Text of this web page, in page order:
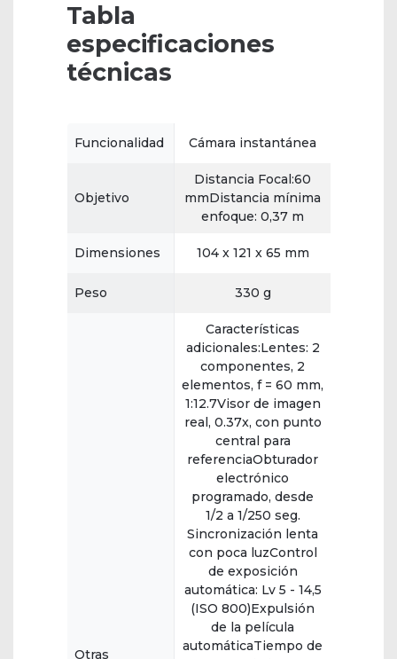
Tabla
especificaciones
técnicas
Funcionalidad Cámara instantánea
Objetivo
Distancia Focal:60
mmDistancia mínima
enfoque: 0,37 m
Dimensiones 104 x 121 x 65 mm
Peso 330 g
Otras
Características
adicionales:Lentes: 2
componentes, 2
elementos, f = 60 mm,
1:12.7Visor de imagen
real, 0.37x, con punto
central para
referenciaObturador
electrónico
programado, desde
1/2 a 1/250 seg.
Sincronización lenta
con poca luzControl
de exposición
automática: Lv 5 - 14,5
(ISO 800)Expulsión
de la película
automáticaTiempo de